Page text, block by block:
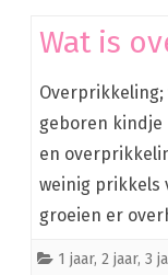
Wat is
geboren kindje
en
weinig prikkels
groeien er
1 jaar, 2 jaar, 3